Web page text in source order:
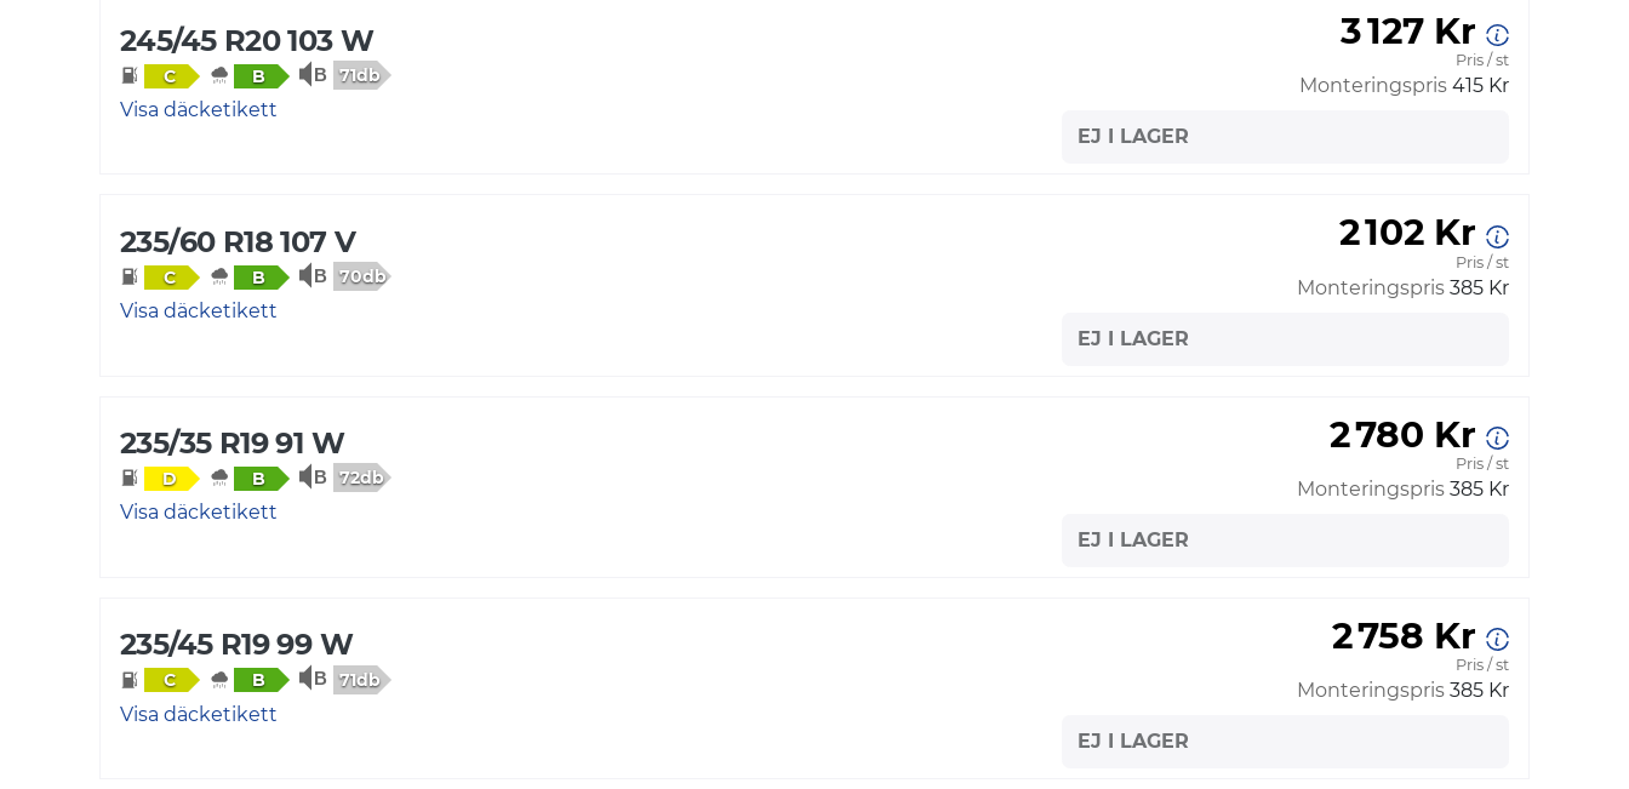
245/45 R20 103 W
C B 71db
Visa däcketikett
3 127 Kr
Pris / st
Monteringspris 415 Kr
EJ I LAGER
235/60 R18 107 V
C B 70db
Visa däcketikett
2 102 Kr
Pris / st
Monteringspris 385 Kr
EJ I LAGER
235/35 R19 91 W
D B 72db
Visa däcketikett
2 780 Kr
Pris / st
Monteringspris 385 Kr
EJ I LAGER
235/45 R19 99 W
C B 71db
Visa däcketikett
2 758 Kr
Pris / st
Monteringspris 385 Kr
EJ I LAGER